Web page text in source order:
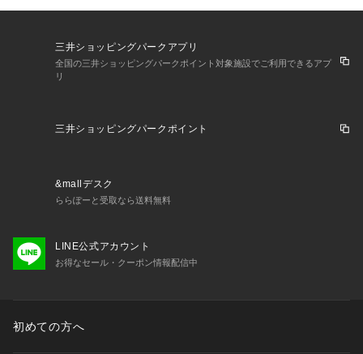
三井ショッピングパークアプリ
全国の三井ショッピングパークポイント対象施設でご利用できるアプ
リ
三井ショッピングパークポイント
&mallデスク
ららぽーと受取なら送料無料
LINE公式アカウント
お得なセール・クーポン情報配信中
初めての方へ